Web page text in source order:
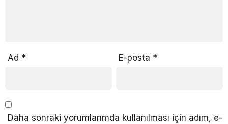
Ad * E-posta *
Daha sonraki yorumlarımda kullanılması için adım, e-